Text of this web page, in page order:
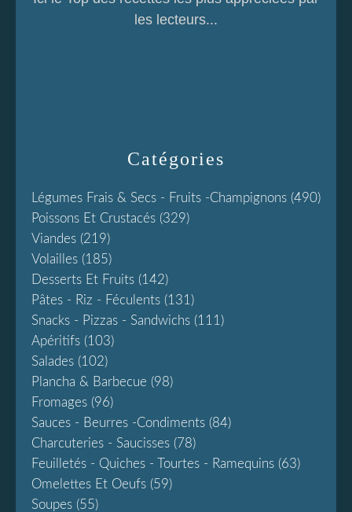
Catégories
Légumes Frais & Secs - Fruits -champignons (490)
Poissons Et Crustacés (329)
Viandes (219)
Volailles (185)
Desserts Et Fruits (142)
Pâtes - Riz - Féculents (131)
Snacks - Pizzas - Sandwichs (111)
Apéritifs (103)
Salades (102)
Plancha & Barbecue (98)
Fromages (96)
Sauces - Beurres -condiments (84)
Charcuteries - Saucisses (78)
Feuilletés - Quiches - Tourtes - Ramequins (63)
Omelettes Et Oeufs (59)
Soupes (55)
les lecteurs...